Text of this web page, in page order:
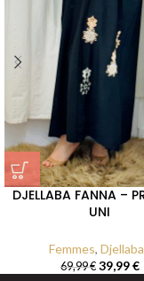
DJELLABA FANNA –
UNI
Femmes,
69,99€ 39,99€